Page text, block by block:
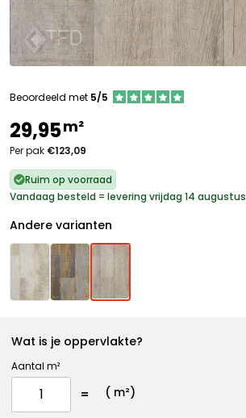
Beoordeeld met 5/5
29,95m²
Per pak €123,09
Ruim op voorraad
Vandaag besteld = levering vrijdag 14 augustus
Andere varianten
Wat is je oppervlakte?
Aantal m²
( m²)